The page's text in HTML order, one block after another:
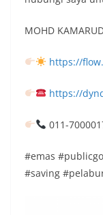
MOHD
https://
https://
011-
#emas
#saving